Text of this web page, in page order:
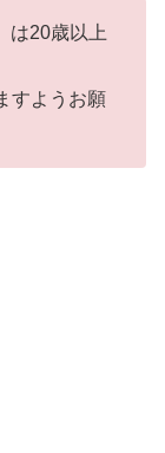
は20歳以上
すようお願